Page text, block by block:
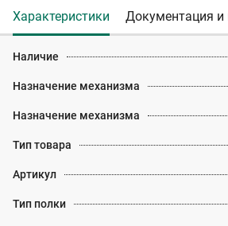
Характеристики Документация и
Наличие
Назначение механизма
Назначение механизма
Тип товара
Артикул
Тип полки